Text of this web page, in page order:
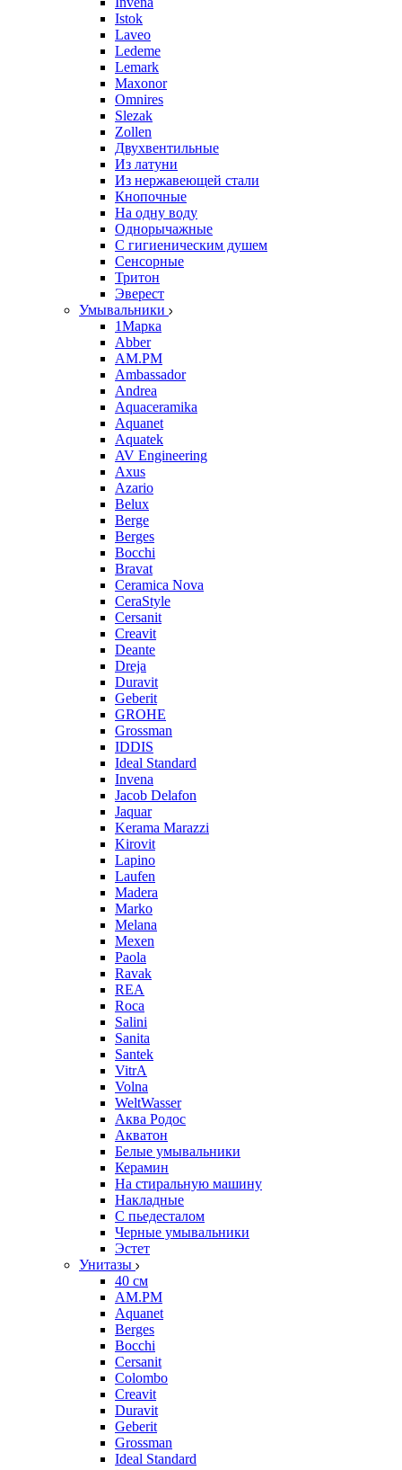
Istok
Laveo
Ledeme
Lemark
Maxonor
Omnires
Slezak
Zollen
Двухвентильные
Из латуни
Из нержавеющей стали
Кнопочные
На одну воду
Однорычажные
С гигиеническим душем
Сенсорные
Тритон
Эверест
Умывальники
1Марка
Abber
AM.PM
Ambassador
Andrea
Aquaceramika
Aquanet
Aquatek
AV Engineering
Axus
Azario
Belux
Berge
Berges
Bocchi
Bravat
Ceramica Nova
CeraStyle
Cersanit
Creavit
Deante
Dreja
Duravit
Geberit
GROHE
Grossman
IDDIS
Ideal Standard
Invena
Jacob Delafon
Jaquar
Kerama Marazzi
Kirovit
Lapino
Laufen
Madera
Marko
Melana
Mexen
Paola
Ravak
REA
Roca
Salini
Sanita
Santek
VitrA
Volna
WeltWasser
Аква Родос
Акватон
Белые умывальники
Керамин
На стиральную машину
Накладные
С пьедесталом
Черные умывальники
Эстет
Унитазы
40 см
AM.PM
Aquanet
Berges
Bocchi
Cersanit
Colombo
Creavit
Duravit
Geberit
Grossman
Ideal Standard